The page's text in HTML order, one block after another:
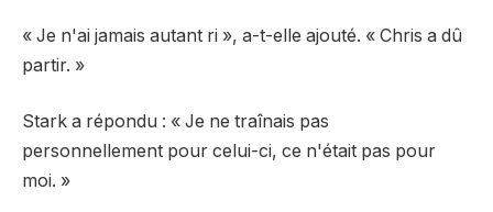
« Je n'ai jamais autant ri », a-t-elle ajouté. « Chris a dû
partir. »
Stark a répondu : « Je ne traînais pas
personnellement pour celui-ci, ce n'était pas pour
moi. »